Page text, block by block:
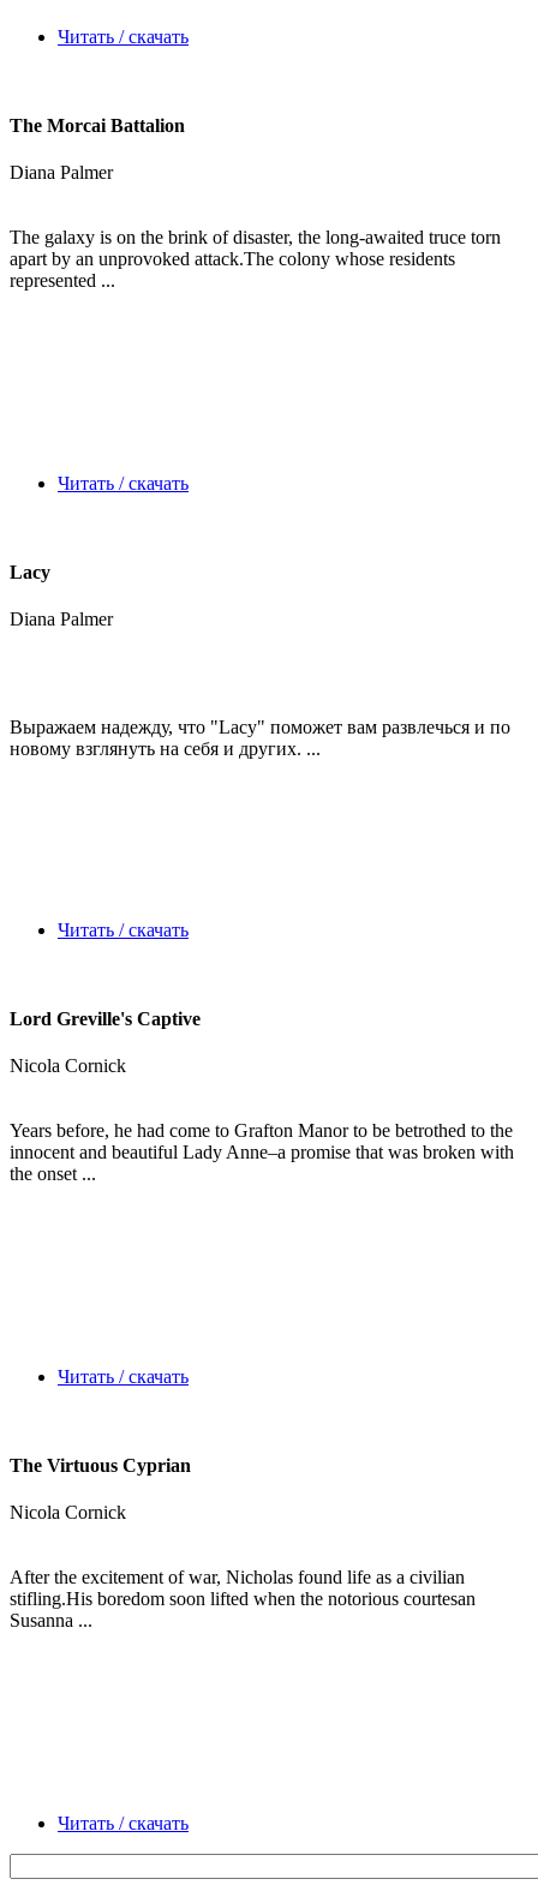
Читать / скачать
The Morcai Battalion
Diana Palmer
The galaxy is on the brink of disaster, the long-awaited truce torn
apart by an unprovoked attack.The colony whose residents
represented ...
Читать / скачать
Lacy
Diana Palmer
Выражаем надежду, что "Lacy" поможет вам развлечься и по
новому взглянуть на себя и других. ...
Читать / скачать
Lord Greville's Captive
Nicola Cornick
Years before, he had come to Grafton Manor to be betrothed to the
innocent and beautiful Lady Anne–a promise that was broken with
the onset ...
Читать / скачать
The Virtuous Cyprian
Nicola Cornick
After the excitement of war, Nicholas found life as a civilian
stifling.His boredom soon lifted when the notorious courtesan
Susanna ...
Читать / скачать